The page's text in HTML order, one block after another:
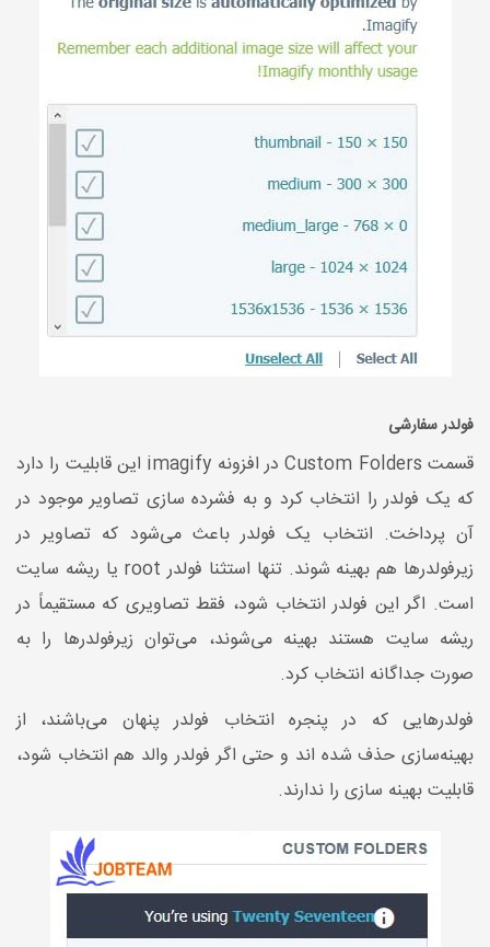
فولدر سفارشی
قسمت Custom Folders در افزونه imagify این قابلیت را دارد
که یک فولدر را انتخاب کرد و به فشرده سازی تصاویر موجود در
آن پرداخت. انتخاب یک فولدر باعث می‌شود که تصاویر در
زیرفولدرها هم بهینه شوند. تنها استثنا فولدر root یا ریشه سایت
است. اگر این فولدر انتخاب شود، فقط تصاویری که مستقیماً در
ریشه سایت هستند بهینه می‌شوند، می‌توان زیرفولدرها را به
صورت جداگانه انتخاب کرد.
فولدرهایی که در پنجره انتخاب فولدر پنهان می‌باشند، از
بهینه‌سازی حذف شده اند و حتی اگر فولدر والد هم انتخاب شود،
قابلیت بهینه سازی را ندارند.